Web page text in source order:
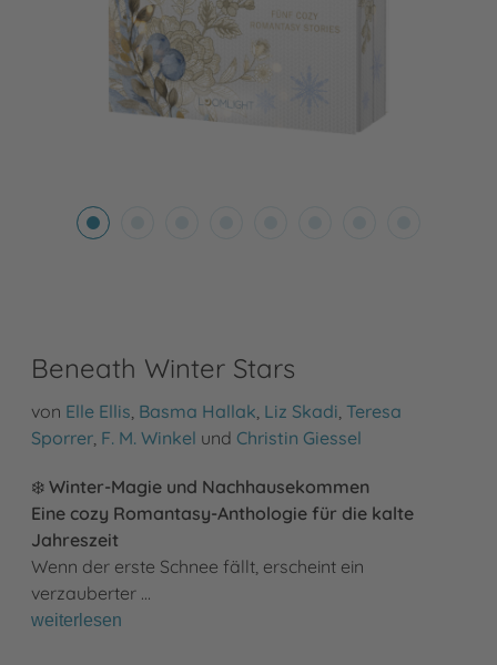
Beneath Winter Stars
von Elle Ellis, Basma Hallak, Liz Skadi, Teresa
Sporrer, F. M. Winkel und Christin Giessel
❄️ Winter-Magie und Nachhausekommen
Eine cozy Romantasy-Anthologie für die kalte
Jahreszeit
Wenn der erste Schnee fällt, erscheint ein
verzauberter …
weiterlesen